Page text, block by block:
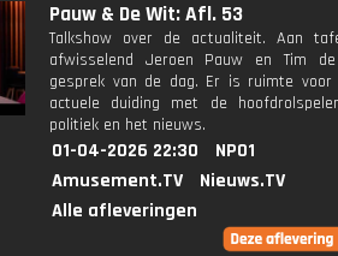
Pauw & De Wit: Afl. 53
Talkshow over de actualiteit. Aan
afwisselend Jeroen Pauw en Tim
gesprek van de dag. Er is ruimte
actuele duiding met de
politiek en het nieuws.
01-04-2026 22:30
NPO1
Amusement.TV
Nieuws.TV
Alle afleveringen